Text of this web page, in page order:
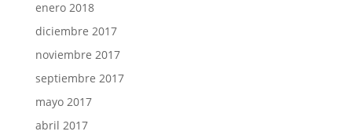
enero 2018
diciembre 2017
noviembre 2017
septiembre 2017
mayo 2017
abril 2017